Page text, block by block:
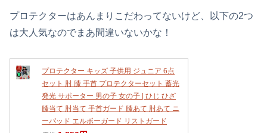
プロテクターはあんまりこだわってないけど、以下の2つ
は大人気なのでまあ間違いないかな！
プロテクター キッズ 子供用 ジュニア 6点
セット 肘 膝 手首 プロテクターセット 蓄光
発光 サポーター 男の子 女の子 | ひじ ひざ
膝当て 肘当て 手首ガード 膝あて 肘あて ニ
ーパッド エルボーガード リストガード